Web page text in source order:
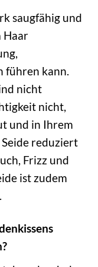
saugfähig und
Haar
führen kann.
nicht
nicht,
und in Ihrem
reduziert
Frizz und
ist zudem